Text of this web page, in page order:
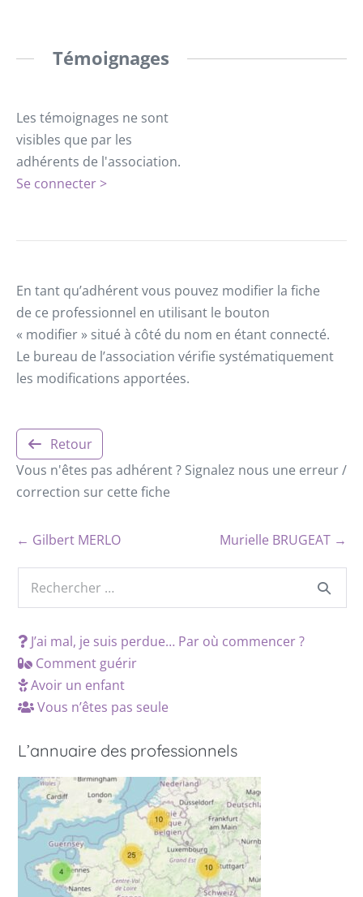
Témoignages
Les témoignages ne sont
visibles que par les
adhérents de l'association.
Se connecter >
En tant qu’adhérent vous pouvez modifier la fiche
de ce professionnel en utilisant le bouton
« modifier » situé à côté du nom en étant connecté.
Le bureau de l’association vérifie systématiquement
les modifications apportées.
Retour
Vous n'êtes pas adhérent ? Signalez nous une erreur /
correction sur cette fiche
← Gilbert MERLO Murielle BRUGEAT →
J’ai mal, je suis perdue… Par où commencer ?
Comment guérir
Avoir un enfant
Vous n’êtes pas seule
L’annuaire des professionnels